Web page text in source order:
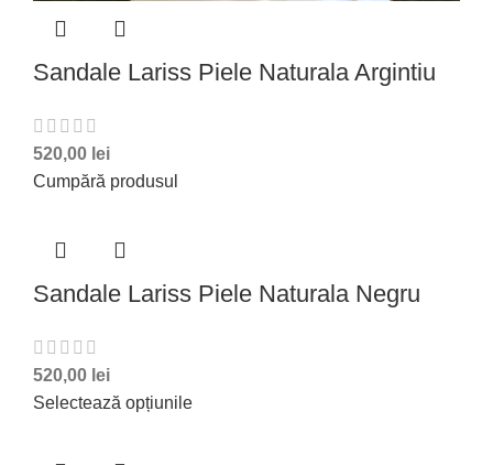
Sandale Lariss Piele Naturala Argintiu
520,00 lei
Cumpără produsul
Sandale Lariss Piele Naturala Negru
520,00 lei
Selectează opțiunile